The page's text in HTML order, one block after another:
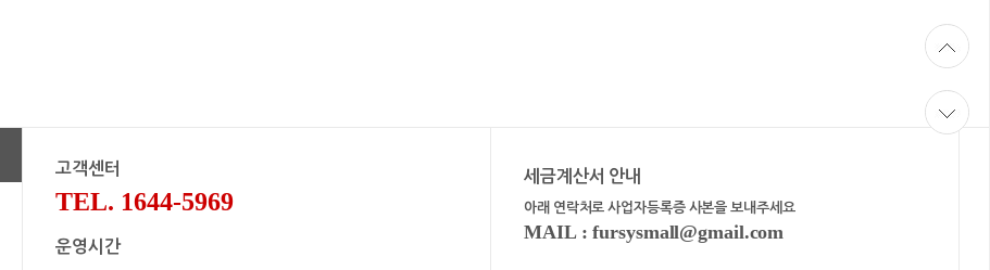
고객센터
TEL. 1644-5969
운영시간
세금계산서 안내
아래 연락처로 사업자등록증 사본을 보내주세요
MAIL : fursysmall@gmail.com